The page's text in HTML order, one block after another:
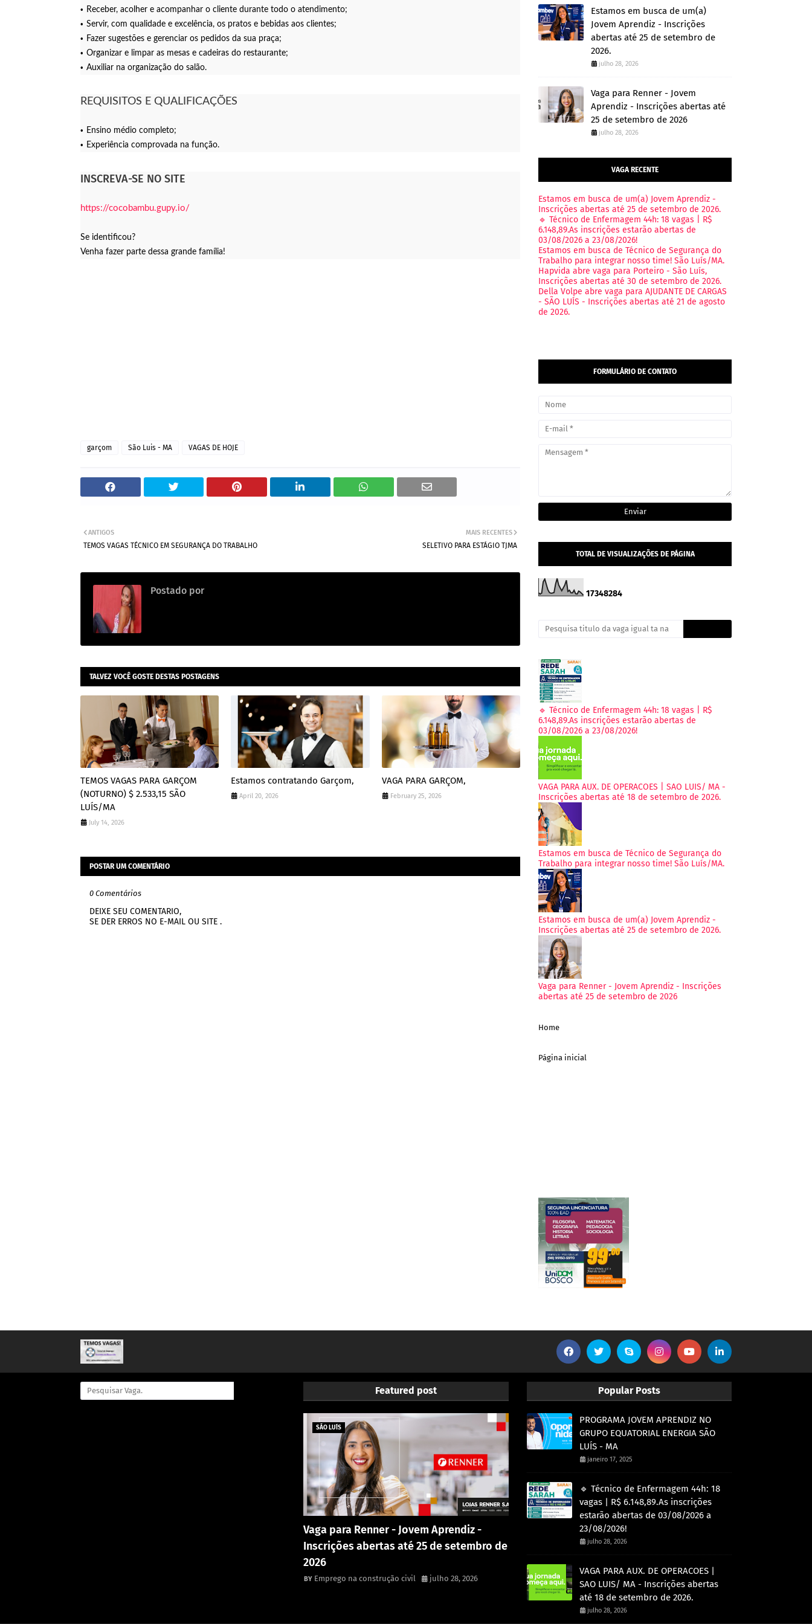
Receber, acolher e acompanhar o cliente durante todo o atendimento;
Servir, com qualidade e excelência, os pratos e bebidas aos clientes;
Fazer sugestões e gerenciar os pedidos da sua praça;
Organizar e limpar as mesas e cadeiras do restaurante;
Auxiliar na organização do salão.
REQUISITOS E QUALIFICAÇÕES
Ensino médio completo;
Experiência comprovada na função.
INSCREVA-SE NO SITE
https://cocobambu.gupy.io/
Se identificou?
Venha fazer parte dessa grande família!
garçom São Luis - MA VAGAS DE HOJE
MAIS RECENTES
SELETIVO PARA ESTÁGIO TJMA
ANTIGOS
TEMOS VAGAS TÉCNICO EM SEGURANÇA DO TRABALHO
Postado por
TALVEZ VOCÊ GOSTE DESTAS POSTAGENS
TEMOS VAGAS PARA GARÇOM
(NOTURNO) $ 2.533,15 SÃO
LUÍS/MA
July 14, 2026
Estamos contratando Garçom,
April 20, 2026
VAGA PARA GARÇOM,
February 25, 2026
POSTAR UM COMENTÁRIO
0 Comentários
DEIXE SEU COMENTARIO,
SE DER ERROS NO E-MAIL OU SITE .
Estamos em busca de um(a)
Jovem Aprendiz - Inscrições
abertas até 25 de setembro de
2026.
julho 28, 2026
Vaga para Renner - Jovem
Aprendiz - Inscrições abertas até
25 de setembro de 2026
julho 28, 2026
VAGA RECENTE
Estamos em busca de um(a) Jovem Aprendiz -
Inscrições abertas até 25 de setembro de 2026.
🔹 Técnico de Enfermagem 44h: 18 vagas | R$
6.148,89.As inscrições estarão abertas de
03/08/2026 a 23/08/2026!
Estamos em busca de Técnico de Segurança do
Trabalho para integrar nosso time! São Luís/MA.
Hapvida abre vaga para Porteiro - São Luís,
Inscrições abertas até 30 de setembro de 2026.
Della Volpe abre vaga para AJUDANTE DE CARGAS
- SÃO LUÍS - Inscrições abertas até 21 de agosto
de 2026.
FORMULÁRIO DE CONTATO
TOTAL DE VISUALIZAÇÕES DE PÁGINA
17348284
🔹 Técnico de Enfermagem 44h: 18 vagas | R$
6.148,89.As inscrições estarão abertas de
03/08/2026 a 23/08/2026!
VAGA PARA AUX. DE OPERACOES | SAO LUIS/ MA -
Inscrições abertas até 18 de setembro de 2026.
Estamos em busca de Técnico de Segurança do
Trabalho para integrar nosso time! São Luís/MA.
Estamos em busca de um(a) Jovem Aprendiz -
Inscrições abertas até 25 de setembro de 2026.
Vaga para Renner - Jovem Aprendiz - Inscrições
abertas até 25 de setembro de 2026
Home
Página inicial
Featured post
SÃO LUÍS
Vaga para Renner - Jovem Aprendiz -
Inscrições abertas até 25 de setembro de
2026
Emprego na construção civil julho 28, 2026
Popular Posts
PROGRAMA JOVEM APRENDIZ NO
GRUPO EQUATORIAL ENERGIA SÃO
LUÍS - MA
janeiro 17, 2025
🔹 Técnico de Enfermagem 44h: 18
vagas | R$ 6.148,89.As inscrições
estarão abertas de 03/08/2026 a
23/08/2026!
julho 28, 2026
VAGA PARA AUX. DE OPERACOES |
SAO LUIS/ MA - Inscrições abertas
até 18 de setembro de 2026.
julho 28, 2026